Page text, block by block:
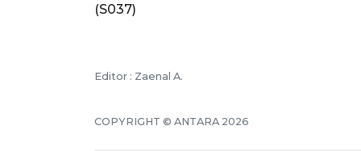
(S037)
Editor : Zaenal A.
COPYRIGHT © ANTARA 2026